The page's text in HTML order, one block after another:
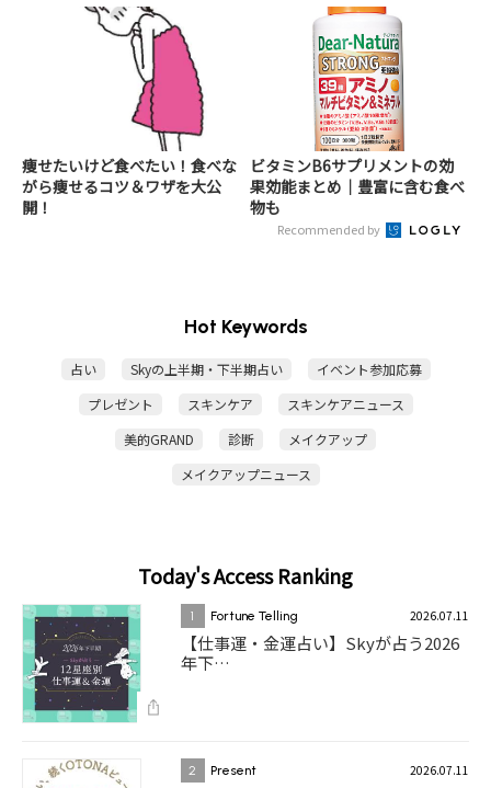
痩せたいけど食べたい！食べな
がら痩せるコツ＆ワザを大公
開！
ビタミンB6サプリメントの効
果効能まとめ｜豊富に含む食べ
物も
Recommended by
Hot Keywords
占い Skyの上半期・下半期占い
イベント参加応募
プレゼント
スキンケア
スキンケアニュース
美的GRAND
診断
メイクアップ
メイクアップニュース
Today's Access Ranking
1 Fortune Telling 2026.07.11
【仕事運・金運占い】Skyが占う2026
年下…
2 Present 2026.07.11